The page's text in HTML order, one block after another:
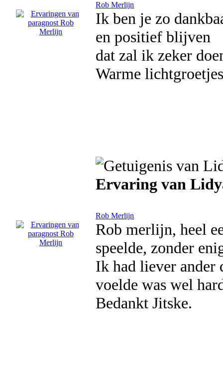
Rob Merlijn
Ik ben je zo
en positief blijven
dat zal ik zeker
Warme
Ervaring van
Rob Merlijn
Rob merlijn, heel
speelde, zonder
Ik had liever ander
voelde was wel
Bedankt Jitske.